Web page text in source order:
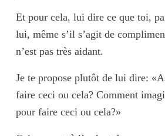
Et pour cela, lui dire ce que toi,
lui, même s’il s’agit de
n’est pas très aidant.
Je te propose plutôt de lui dire:
faire ceci ou cela? Comment
pour faire ceci ou cela?»